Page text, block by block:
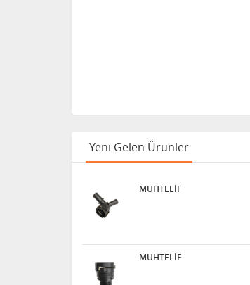
Yeni Gelen Ürünler
MUHTELİF
MUHTELİF